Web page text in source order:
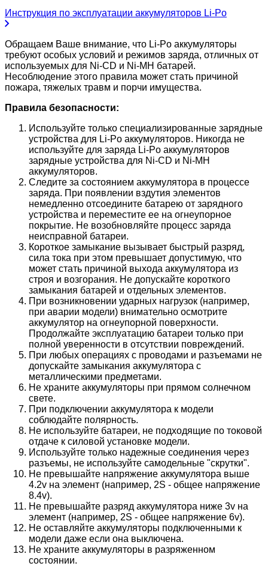
Инструкция по эксплуатации аккумуляторов Li-Po
Обращаем Ваше внимание, что Li-Po аккумуляторы
требуют особых условий и режимов заряда, отличных от
используемых для Ni-CD и Ni-MH батарей.
Несоблюдение этого правила может стать причиной
пожара, тяжелых травм и порчи имущества.
Правила безопасности:
Используйте только специализированные зарядные
устройства для Li-Po аккумуляторов. Никогда не
используйте для заряда Li-Po аккумуляторов
зарядные устройства для Ni-CD и Ni-MH
аккумуляторов.
Следите за состоянием аккумулятора в процессе
заряда. При появлении вздутия элементов
немедленно отсоедините батарею от зарядного
устройства и переместите ее на огнеупорное
покрытие. Не возобновляйте процесс заряда
неисправной батареи.
Короткое замыкание вызывает быстрый разряд,
сила тока при этом превышает допустимую, что
может стать причиной выхода аккумулятора из
строя и возгорания. Не допускайте короткого
замыкания батарей и отдельных элементов.
При возникновении ударных нагрузок (например,
при аварии модели) внимательно осмотрите
аккумулятор на огнеупорной поверхности.
Продолжайте эксплуатацию батареи только при
полной уверенности в отсутствии повреждений.
При любых операциях с проводами и разъемами не
допускайте замыкания аккумулятора с
металлическими предметами.
Не храните аккумуляторы при прямом солнечном
свете.
При подключении аккумулятора к модели
соблюдайте полярность.
Не используйте батареи, не подходящие по токовой
отдаче к силовой установке модели.
Используйте только надежные соединения через
разъемы, не используйте самодельные "скрутки".
Не превышайте напряжение аккумулятора выше
4.2v на элемент (например, 2S - общее напряжение
8.4v).
Не превышайте разряд аккумулятора ниже 3v на
элемент (например, 2S - общее напряжение 6v).
Не оставляйте аккумуляторы подключенными к
модели даже если она выключена.
Не храните аккумуляторы в разряженном
состоянии.